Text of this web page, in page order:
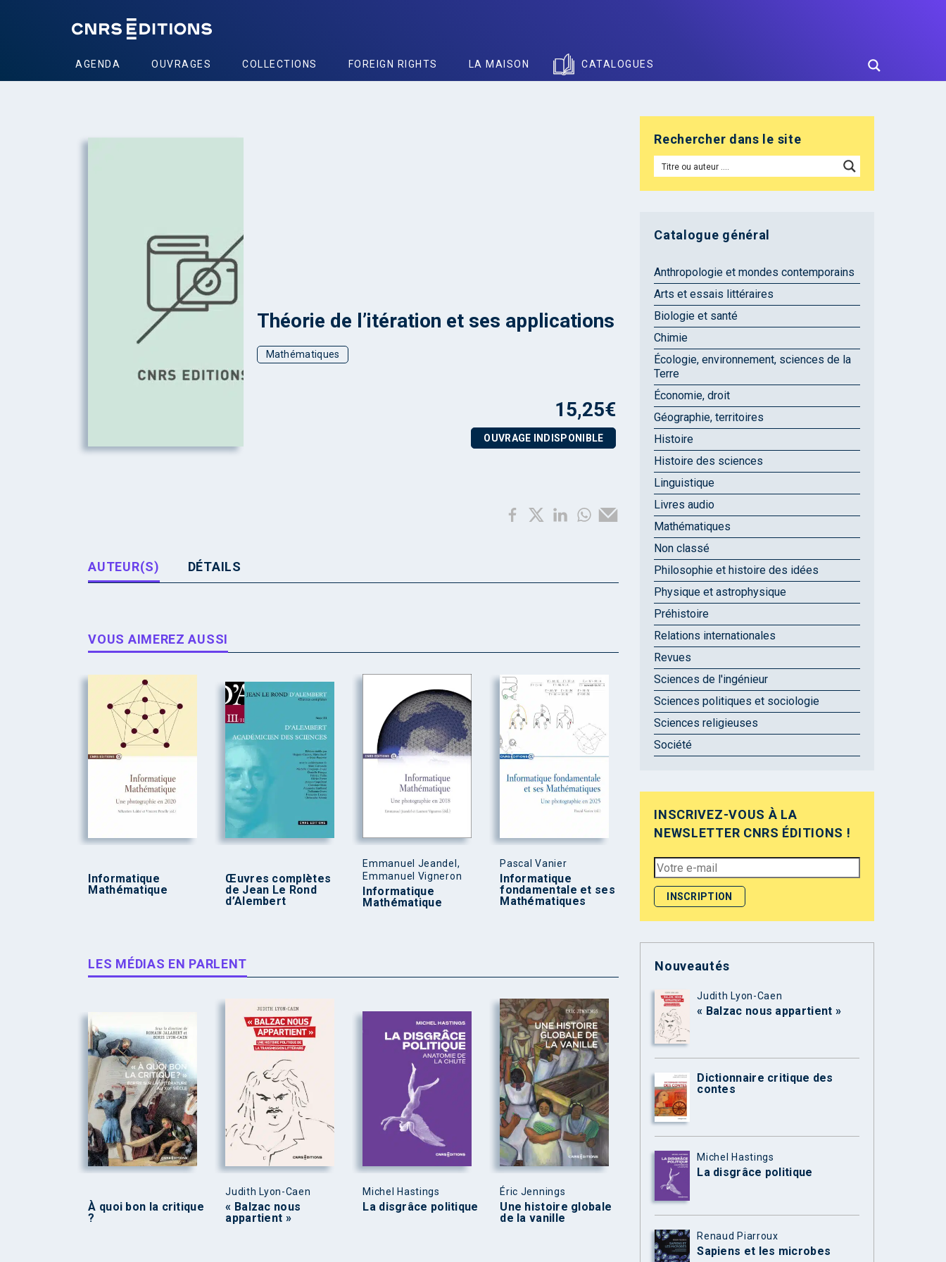
AGENDA OUVRAGES COLLECTIONS FOREIGN RIGHTS LA MAISON CATALOGUES
Théorie de l’itération et ses applications
Mathématiques
15,25€
OUVRAGE INDISPONIBLE
AUTEUR(S) DÉTAILS
VOUS AIMEREZ AUSSI
Informatique
Mathématique
Œuvres complètes
de Jean Le Rond
d’Alembert
Emmanuel Jeandel,
Emmanuel Vigneron
Informatique
Mathématique
Pascal Vanier
Informatique
fondamentale et ses
Mathématiques
LES MÉDIAS EN PARLENT
À quoi bon la critique
?
Judith Lyon-Caen
« Balzac nous
appartient »
Michel Hastings
La disgrâce politique
Éric Jennings
Une histoire globale
de la vanille
Rechercher dans le site
Catalogue général
Anthropologie et mondes contemporains
Arts et essais littéraires
Biologie et santé
Chimie
Écologie, environnement, sciences de la
Terre
Économie, droit
Géographie, territoires
Histoire
Histoire des sciences
Linguistique
Livres audio
Mathématiques
Non classé
Philosophie et histoire des idées
Physique et astrophysique
Préhistoire
Relations internationales
Revues
Sciences de l'ingénieur
Sciences politiques et sociologie
Sciences religieuses
Société
INSCRIVEZ-VOUS À LA
NEWSLETTER CNRS ÉDITIONS !
Nouveautés
Judith Lyon-Caen
« Balzac nous appartient »
Dictionnaire critique des
contes
Michel Hastings
La disgrâce politique
Renaud Piarroux
Sapiens et les microbes